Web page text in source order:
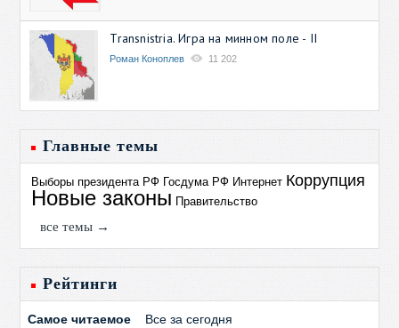
Transnistria. Игра на минном поле - II
Роман Коноплев 11 202
Главные темы
Выборы президента РФ Госдума РФ Интернет Коррупция
Новые законы Правительство
все темы →
Рейтинги
Самое читаемое Все за сегодня